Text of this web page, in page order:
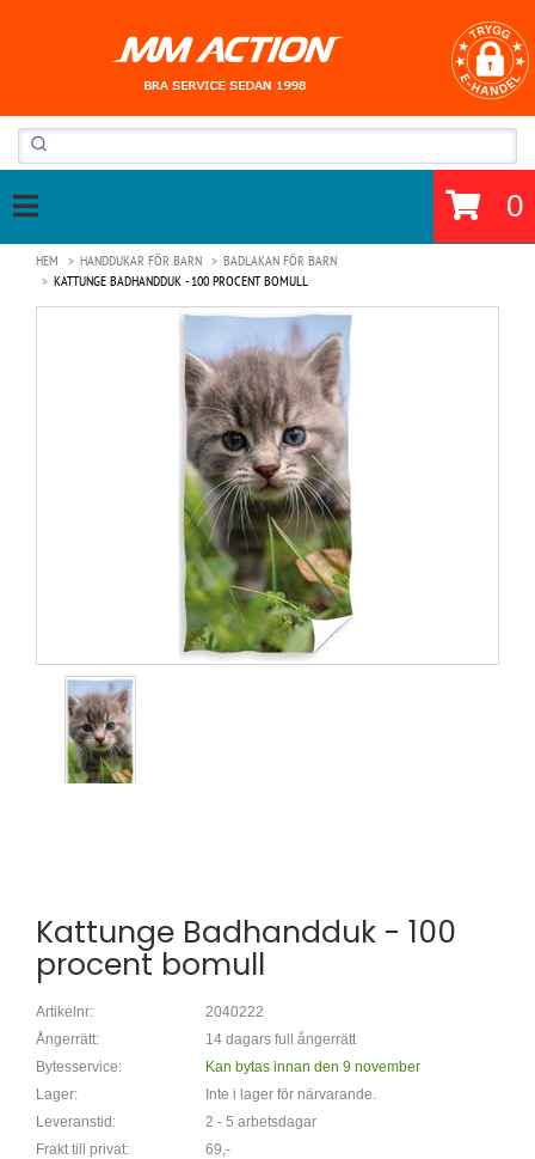
0
HEM HANDDUKAR FÖR BARN
BADLAKAN FÖR BARN
KATTUNGE BADHANDDUK - 100 PROCENT BOMULL
Kattunge Badhandduk - 100
procent bomull
Artikelnr:
2040222
Ångerrätt:
14 dagars full ångerrätt
Bytesservice:
Kan bytas innan den 9 november
Lager:
Inte i lager för närvarande.
Leveranstid:
2 - 5 arbetsdagar
Frakt till privat:
69,-